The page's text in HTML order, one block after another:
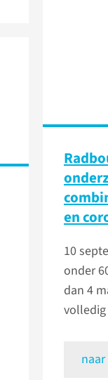
en
10
onder
dan 4
volledig